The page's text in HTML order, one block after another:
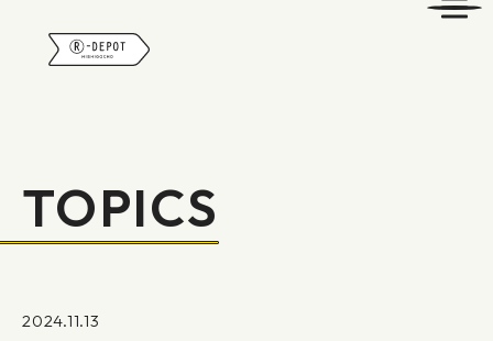
TOPICS
2024.11.13